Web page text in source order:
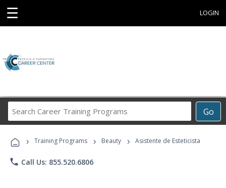
☰ LOGIN
Go
Career
Programs
› Training Programs › Beauty › Asistente de Esteticista
phone Call Us: 855.520.6806